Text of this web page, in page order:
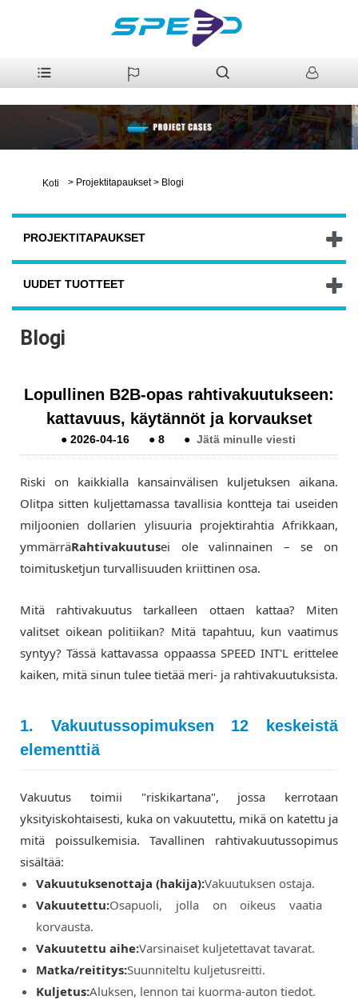
Koti > Projektitapaukset > Blogi
PROJEKTITAPAUKSET
UUDET TUOTTEET
Blogi
Lopullinen B2B-opas rahtivakuutukseen:
kattavuus, käytännöt ja korvaukset
●2026-04-16 ●8 ● Jätä minulle viesti
Riski on kaikkialla kansainvälisen kuljetuksen aikana.
Olitpa sitten kuljettamassa tavallisia kontteja tai useiden
miljoonien dollarien ylisuuria projektirahtia Afrikkaan,
ymmärräRahtivakuutusei ole valinnainen – se on
toimitusketjun turvallisuuden kriittinen osa.
Mitä rahtivakuutus tarkalleen ottaen kattaa? Miten
valitset oikean politiikan? Mitä tapahtuu, kun vaatimus
syntyy? Tässä kattavassa oppaassa SPEED INT'L erittelee
kaiken, mitä sinun tulee tietää meri- ja rahtivakuutuksista.
1. Vakuutussopimuksen 12 keskeistä
elementtiä
Vakuutus toimii "riskikartana", jossa kerrotaan
yksityiskohtaisesti, kuka on vakuutettu, mikä on katettu ja
mitä poissulkemisia. Tavallinen rahtivakuutussopimus
sisältää:
Vakuutuksenottaja (hakija):Vakuutuksen ostaja.
Vakuutettu:Osapuoli, jolla on oikeus vaatia
korvausta.
Vakuutettu aihe:Varsinaiset kuljetettavat tavarat.
Matka/reititys:Suunniteltu kuljetusreitti.
Kuljetus:Aluksen, lennon tai kuorma-auton tiedot.